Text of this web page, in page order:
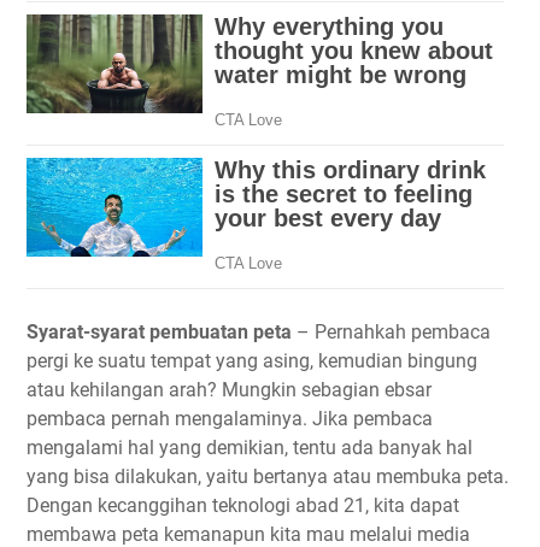
Syarat-syarat pembuatan peta – Pernahkah pembaca
pergi ke suatu tempat yang asing, kemudian bingung
atau kehilangan arah? Mungkin sebagian ebsar
pembaca pernah mengalaminya. Jika pembaca
mengalami hal yang demikian, tentu ada banyak hal
yang bisa dilakukan, yaitu bertanya atau membuka peta.
Dengan kecanggihan teknologi abad 21, kita dapat
membawa peta kemanapun kita mau melalui media